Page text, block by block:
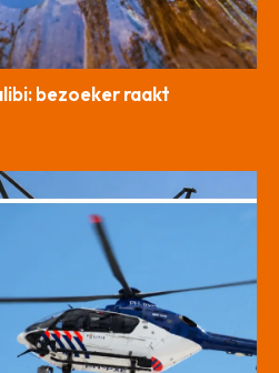
bezoeker raakt